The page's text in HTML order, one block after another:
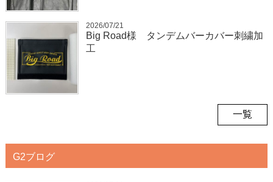
2026/07/21
Big Road様 タンデムバーカバー刺繍加
工
一覧
G2ブログ